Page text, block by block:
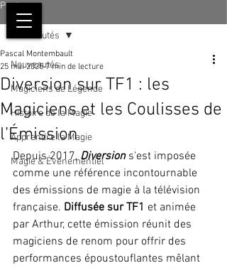
Post
Nouveautés
Magiciens de Légende
Histoire de la Magie
Apprendre la Magie
Magie & Événementiel
Nouveautés
Diversion sur TF1 : les
Magiciens et les Coulisses de
l’Émission
Pascal Montembault
25 mai 2025 7 min de lecture
Depuis 2017, Diversion s'est imposée
comme une référence incontournable
des émissions de magie à la télévision
française. Diffusée sur TF1 et animée
par Arthur, cette émission réunit des
magiciens de renom pour offrir des
performances époustouflantes mêlant